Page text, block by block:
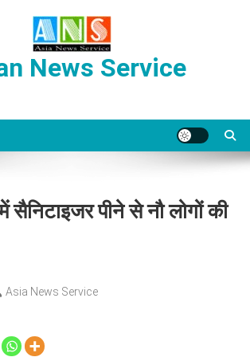
News Service
पीने से नौ लोगों की
Asia News Service